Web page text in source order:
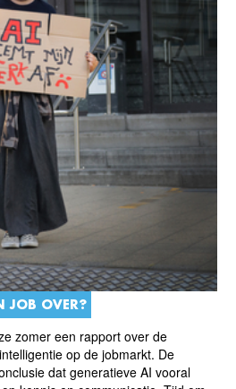
JOB OVER?
zomer een rapport over de
op de jobmarkt. De
dat generatieve AI vooral